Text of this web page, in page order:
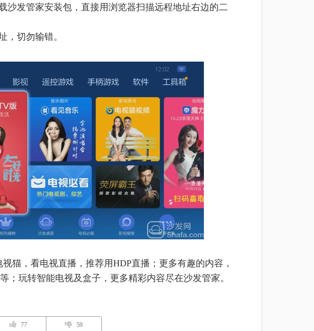
沙发管家安装包，直接用浏览器扫描远程地址右边的二
，切勿输错。
猫，看电视直播，推荐用HDP直播；更多有趣的内容，
；玩转智能电视及盒子，更多精彩内容尽在沙发管家。
77 59